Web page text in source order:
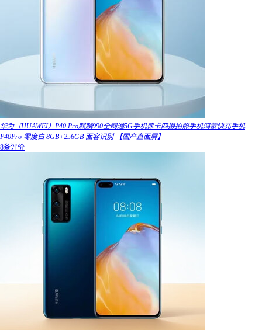
华为（HUAWEI）P40 Pro麒麟990全网通5G手机徕卡四摄拍照手机鸿蒙快充手机
P40Pro 零度白 8GB+256GB 面容识别 【国产直面屏】
8条评价